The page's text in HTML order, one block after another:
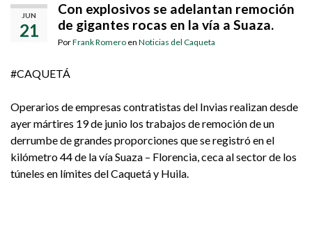
JUN
21
Con explosivos se adelantan remoción
de gigantes rocas en la vía a Suaza.
PorFrank Romero en Noticias del Caqueta
#CAQUETÁ
Operarios de empresas contratistas del Invias realizan desde
ayer mártires 19 de junio los trabajos de remoción de un
derrumbe de grandes proporciones que se registró en el
kilómetro 44 de la vía Suaza – Florencia, ceca al sector de los
túneles en límites del Caquetá y Huila.